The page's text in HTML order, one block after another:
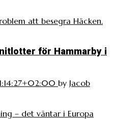
att besegra Häcken.
för Hammarby i
by Jacob
– det väntar i Europa